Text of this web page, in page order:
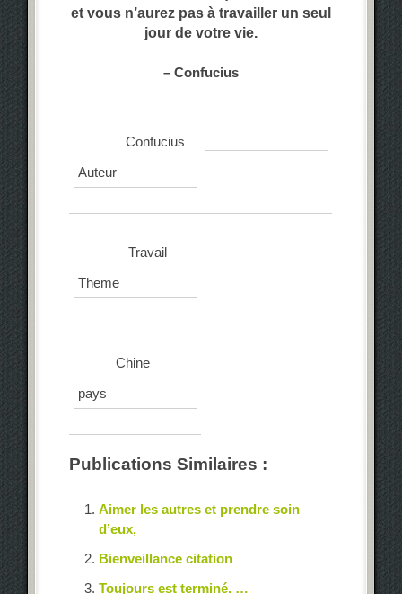
et vous n’aurez pas à travailler un seul
jour de votre vie.
– Confucius
Auteur
Confucius
Theme
Travail
pays
Chine
Publications Similaires :
Aimer les autres et prendre soin
d’eux,
Bienveillance citation
Toujours est terminé. …